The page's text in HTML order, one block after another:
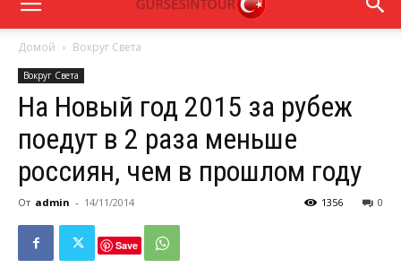
Домой Вокруг Света
Вокруг Света
На Новый год 2015 за рубеж
поедут в 2 раза меньше
россиян, чем в прошлом году
От admin - 14/11/2014 0
1356
Save